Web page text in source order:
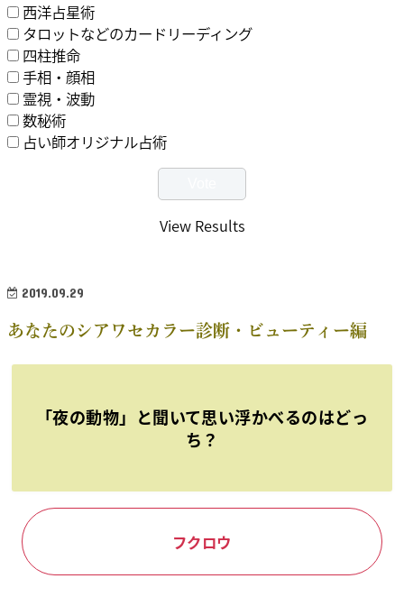
西洋占星術
タロットなどのカードリーディング
四柱推命
手相・顔相
霊視・波動
数秘術
占い師オリジナル占術
View Results
2019.09.29
あなたのシアワセカラー診断・ビューティー編
「夜の動物」と聞いて思い浮かべるのはどっ
ち？
フクロウ